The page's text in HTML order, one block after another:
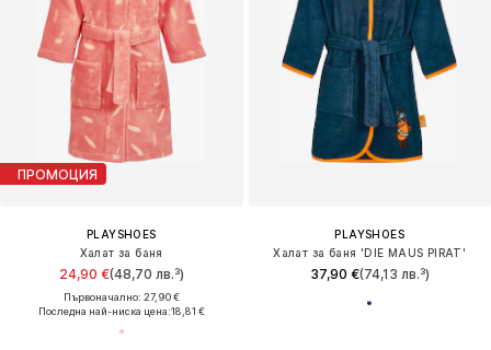
ПРОМОЦИЯ
PLAYSHOES
Халат за баня
24,90 €(48,70 лв.³)
Първоначално: 27,90 €
Последна най-ниска цена:18,81 €
PLAYSHOES
Халат за баня 'DIE MAUS PIRAT'
37,90 €(74,13 лв.³)